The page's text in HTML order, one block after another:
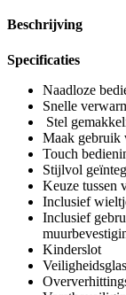
Beschrijving
Specificaties
Naadloze
Snelle
Stel
Maak gebruik
Touch
Stijlvol
Keuze tussen
Inclusief
Inclusief
Kinderslot
Veiligheidsglas